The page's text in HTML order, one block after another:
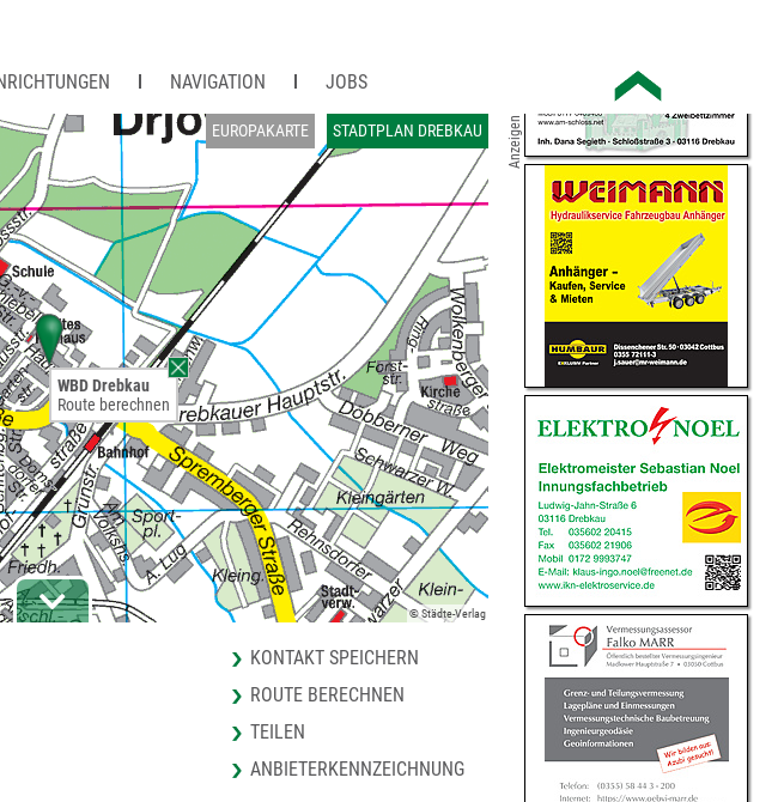
NAVIGATION JOBS
EUROPAKARTE STADTPLAN DREBKAU
© Städte-Verlag
WBD Drebkau
Route berechnen
KONTAKT SPEICHERN
ROUTE BERECHNEN
TEILEN
ANBIETERKENNZEICHNUNG
Anzeigen